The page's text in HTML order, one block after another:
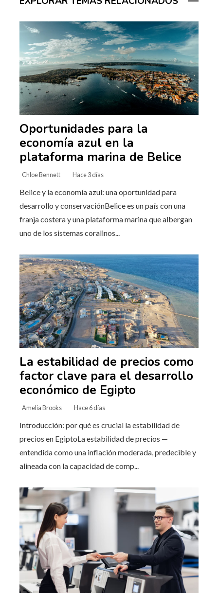
Oportunidades para la
economía azul en la
plataforma marina de Belice
Chloe Bennett Hace 3 días
Belice y la economía azul: una oportunidad para
desarrollo y conservaciónBelice es un país con una
franja costera y una plataforma marina que albergan
uno de los sistemas coralinos...
La estabilidad de precios como
factor clave para el desarrollo
económico de Egipto
Amelia Brooks Hace 6 días
Introducción: por qué es crucial la estabilidad de
precios en EgiptoLa estabilidad de precios —
entendida como una inflación moderada, predecible y
alineada con la capacidad de comp...